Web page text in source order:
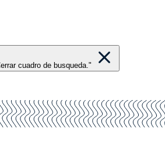
cuadro de busqueda."